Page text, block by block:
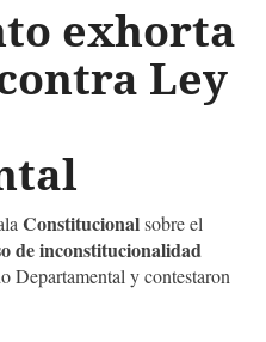
exhorta
Ley
Constitucionalsobre el
de inconstitucionalidad
Departamental y contestaron